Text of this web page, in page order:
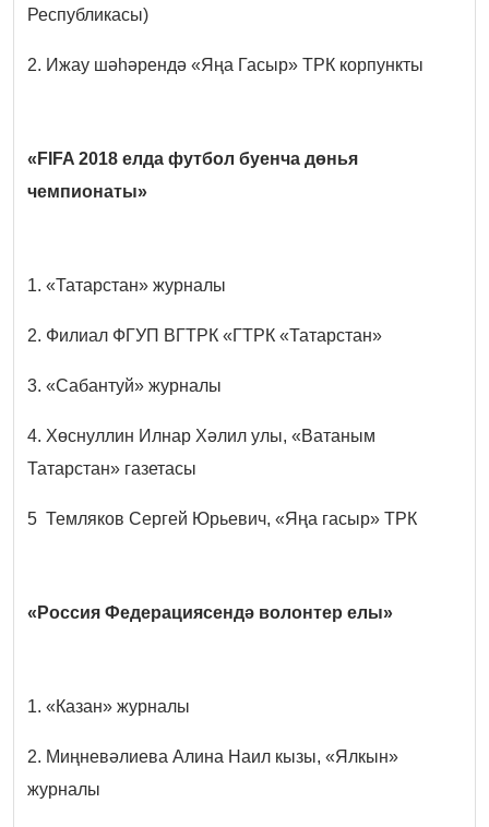
Республикасы)
2. Ижау шәһәрендә «Яңа Гасыр» ТРК корпункты
«FIFA 2018 елда футбол буенча дөнья
чемпионаты»
1. «Татарстан» журналы
2. Филиал ФГУП ВГТРК «ГТРК «Татарстан»
3. «Сабантуй» журналы
4. Хөснуллин Илнар Хәлил улы, «Ватаным
Татарстан» газетасы
5 Темляков Сергей Юрьевич, «Яңа гасыр» ТРК
«Россия Федерациясендә волонтер елы»
1. «Казан» журналы
2. Миңневәлиева Алина Наил кызы, «Ялкын»
журналы